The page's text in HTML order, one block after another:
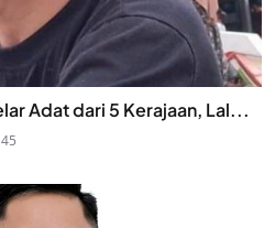
Adat dari 5 Kerajaan, Lal...